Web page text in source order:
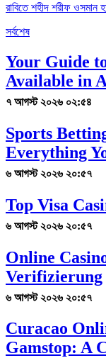
রাবিতে শহীদ শরীফ ওসমান
সর্বশেষ
Your Guide
Available in
৭ আগস্ট ২০২৬ ০২:৫৪
Sports
Everything
৬ আগস্ট ২০২৬ ২০:৫৭
Top Visa
৬ আগস্ট ২০২৬ ২০:৫৭
Online
Verifizierung
৬ আগস্ট ২০২৬ ২০:৫৭
Curacao
Gamstop: A